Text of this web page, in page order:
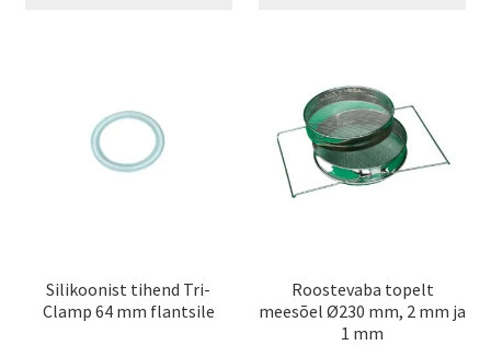
Silikoonist tihend Tri-
Clamp 64 mm flantsile
Roostevaba topelt
meesõel Ø230 mm, 2 mm ja
1 mm